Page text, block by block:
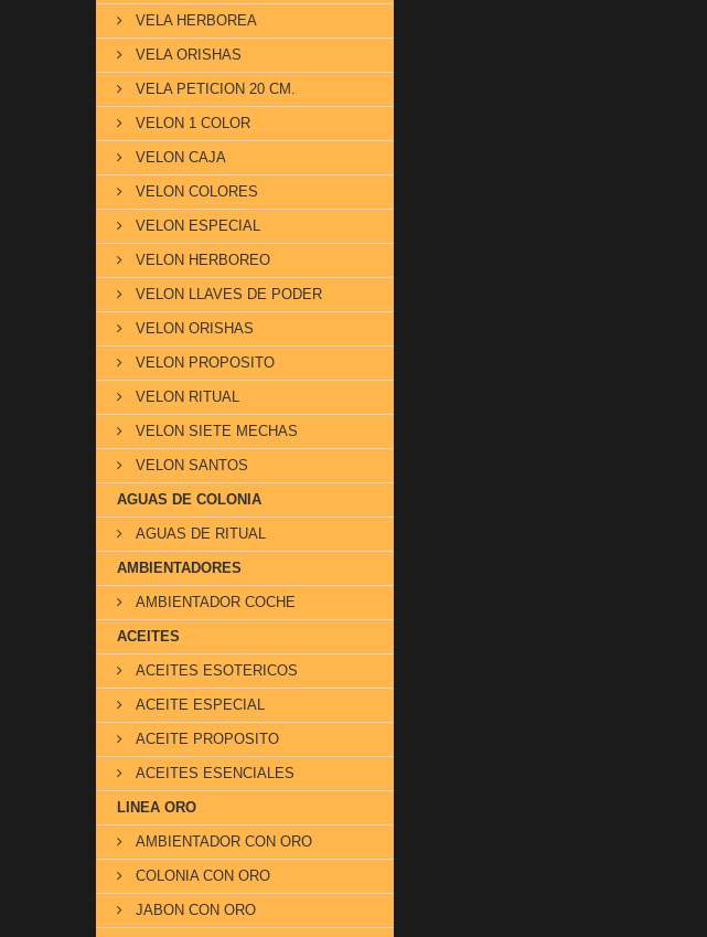
VELA HERBOREA
VELA ORISHAS
VELA PETICION 20 CM.
VELON 1 COLOR
VELON CAJA
VELON COLORES
VELON ESPECIAL
VELON HERBOREO
VELON LLAVES DE PODER
VELON ORISHAS
VELON PROPOSITO
VELON RITUAL
VELON SIETE MECHAS
VELON SANTOS
AGUAS DE COLONIA
AGUAS DE RITUAL
AMBIENTADORES
AMBIENTADOR COCHE
ACEITES
ACEITES ESOTERICOS
ACEITE ESPECIAL
ACEITE PROPOSITO
ACEITES ESENCIALES
LINEA ORO
AMBIENTADOR CON ORO
COLONIA CON ORO
JABON CON ORO